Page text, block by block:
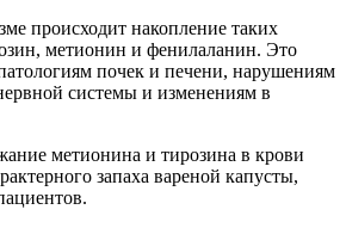
происходит накопление таких
метионин и фенилаланин. Это
почек и печени, нарушениям
системы и изменениям в
метионина и тирозина в крови
запаха вареной капусты,